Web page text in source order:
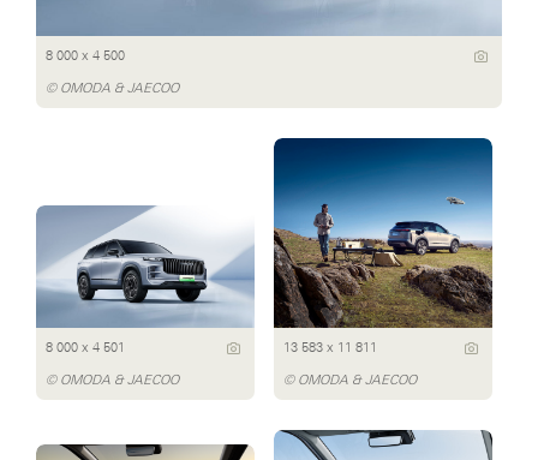
8 000 x 4 500
© OMODA & JAECOO
8 000 x 4 501
© OMODA & JAECOO
13 583 x 11 811
© OMODA & JAECOO